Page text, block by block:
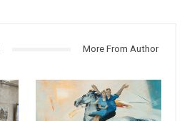
More From Author